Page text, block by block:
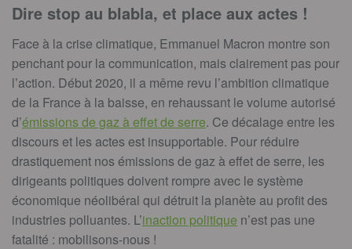
Dire stop au blabla, et place aux actes !
Face à la crise climatique, Emmanuel Macron montre son
penchant pour la communication, mais clairement pas pour
l’action. Début 2020, il a même revu l’ambition climatique
de la France à la baisse, en rehaussant le volume autorisé
d’émissions de gaz à effet de serre. Ce décalage entre les
discours et les actes est insupportable. Pour réduire
drastiquement nos émissions de gaz à effet de serre, les
dirigeants politiques doivent rompre avec le système
économique néolibéral qui détruit la planète au profit des
industries polluantes. L’inaction politique n’est pas une
fatalité : mobilisons-nous !